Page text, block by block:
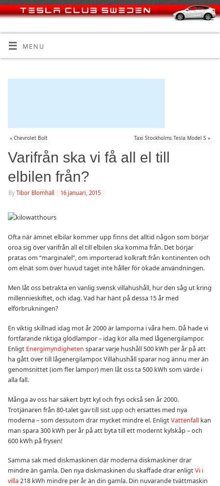
MENU
« Chevrolet Bolt Taxi Stockholms Tesla Model S »
Varifrån ska vi få all el till
elbilen från?
By Tibor Blomhäll 16 januari, 2015
Ofta när ämnet elbilar kommer upp finns det alltid någon som börjar
oroa sig över varifrån all el till elbilen ska komma från. Det börjar
pratas om “marginalel”, om importerad kolkraft från kontinenten och
om elnät som över huvud taget inte håller för ökade användningen.
Men låt oss betrakta en vanlig svensk villahushåll, hur den såg ut kring
millennieskiftet, och idag. Vad har hänt på dessa 15 år med
elförbrukningen?
En viktig skillnad idag mot år 2000 är lamporna i våra hem. Då hade vi
fortfarande riktiga glödlampor – idag kör alla med lågenergilampor.
Enligt Energimyndigheten sparar varje hushåll 500 kWh per år på att
ha gått över till lågenergilampor. Villahushåll sparar nog ännu mer än
genomsnittet (iom fler lampor) men låt oss ta 500 kWh som värde i
alla fall.
Många av oss har säkert bytt kyl och frys också sen år 2000.
Trotjänaren från 80-talet gav till sist upp och ersattes med nya
moderna – som dessutom drar mycket mindre el. EnligtVattenfall kan
man spara 300 kWh per år på att byta till ett modernt kylskåp – och
600 kWh på frysen!
Samma sak med diskmaskinen där moderna diskmaskiner drar
mindre än gamla. Den nya diskmaskinen du skaffade drar enligtVi i
villa 218 kWh mindre per år än din gamla. Din nuvarande tvättmaskin